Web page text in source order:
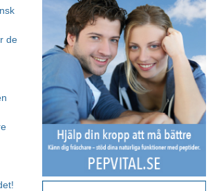
de